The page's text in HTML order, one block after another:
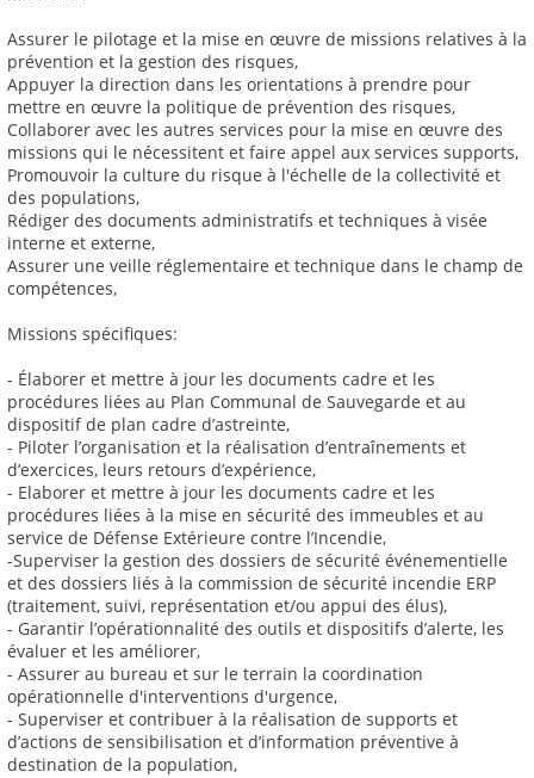
Assurer le pilotage et la mise en œuvre de missions relatives à la
prévention et la gestion des risques,
Appuyer la direction dans les orientations à prendre pour
mettre en œuvre la politique de prévention des risques,
Collaborer avec les autres services pour la mise en œuvre des
missions qui le nécessitent et faire appel aux services supports,
Promouvoir la culture du risque à l'échelle de la collectivité et
des populations,
Rédiger des documents administratifs et techniques à visée
interne et externe,
Assurer une veille réglementaire et technique dans le champ de
compétences,
Missions spécifiques:
- Élaborer et mettre à jour les documents cadre et les
procédures liées au Plan Communal de Sauvegarde et au
dispositif de plan cadre d’astreinte,
- Piloter l’organisation et la réalisation d’entraînements et
d’exercices, leurs retours d’expérience,
- Elaborer et mettre à jour les documents cadre et les
procédures liées à la mise en sécurité des immeubles et au
service de Défense Extérieure contre l’Incendie,
-Superviser la gestion des dossiers de sécurité événementielle
et des dossiers liés à la commission de sécurité incendie ERP
(traitement, suivi, représentation et/ou appui des élus),
- Garantir l’opérationnalité des outils et dispositifs d’alerte, les
évaluer et les améliorer,
- Assurer au bureau et sur le terrain la coordination
opérationnelle d'interventions d'urgence,
- Superviser et contribuer à la réalisation de supports et
d’actions de sensibilisation et d’information préventive à
destination de la population,